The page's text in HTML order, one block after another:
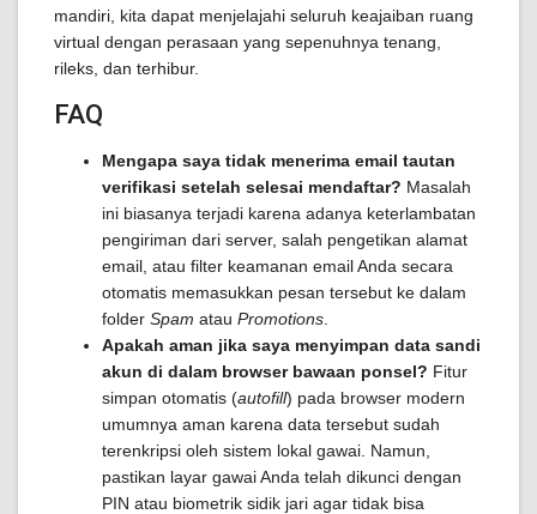
mandiri, kita dapat menjelajahi seluruh keajaiban ruang
virtual dengan perasaan yang sepenuhnya tenang,
rileks, dan terhibur.
FAQ
Mengapa saya tidak menerima email tautan
verifikasi setelah selesai mendaftar? Masalah
ini biasanya terjadi karena adanya keterlambatan
pengiriman dari server, salah pengetikan alamat
email, atau filter keamanan email Anda secara
otomatis memasukkan pesan tersebut ke dalam
folder Spam atau Promotions
Apakah aman jika saya menyimpan data sandi
akun di dalam browser bawaan ponsel? Fitur
simpan otomatis (autofill) pada browser modern
umumnya aman karena data tersebut sudah
terenkripsi oleh sistem lokal gawai. Namun,
pastikan layar gawai Anda telah dikunci dengan
PIN atau biometrik sidik jari agar tidak bisa